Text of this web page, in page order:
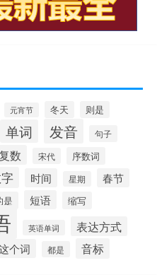
元宵节 冬天
则是
单词 发音 句子
数 宋代
序数词
时间 星期 春节
是 短语 缩写
英语单词 表达方式
个词 都是 音标